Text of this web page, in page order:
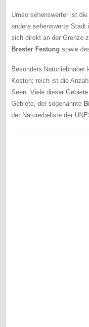
Umso sehenswerter ist
andere sehenswerte
sich direkt an der Grenze
Brester Festung sowie
Besonders
Kosten; reich ist die
Seen. Viele dieser
Gebiete, der sogenannte
der Naturerbeliste der